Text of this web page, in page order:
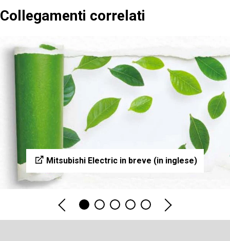
Collegamenti correlati
Mitsubishi Electric in breve (in inglese)